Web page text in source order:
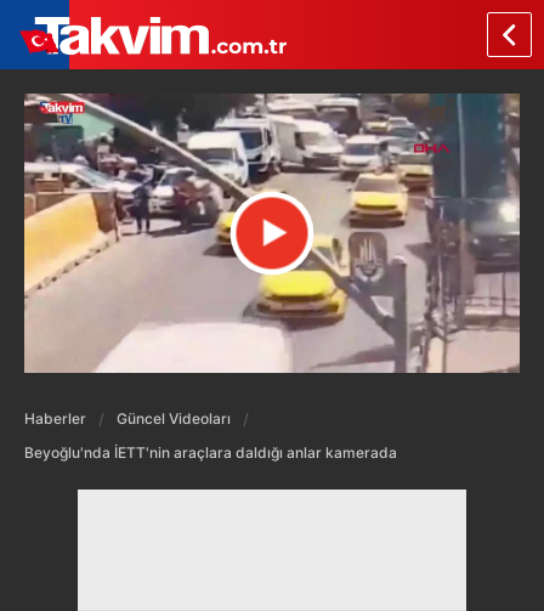
Haberler
Güncel Videoları
Beyoğlu'nda İETT'nin araçlara daldığı anlar kamerada